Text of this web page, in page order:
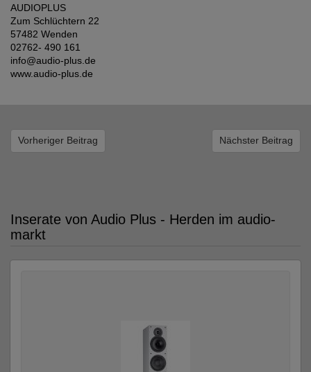
AUDIOPLUS
Zum Schlüchtern 22
57482 Wenden
02762- 490 161
info@audio-plus.de
www.audio-plus.de
Vorheriger Beitrag Nächster Beitrag
Inserate von Audio Plus - Herden im audio-
markt